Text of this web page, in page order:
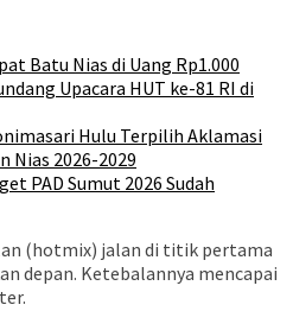
Batu Nias di Uang Rp1.000
Upacara HUT ke-81 RI di
Hulu Terpilih Aklamasi
Nias 2026-2029
PAD Sumut 2026 Sudah
(hotmix) jalan di titik pertama
depan. Ketebalannya mencapai